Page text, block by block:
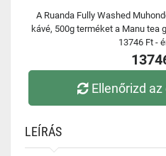
A Ruanda Fully Washed
kávé, 500g terméket a Manu tea
13746 Ft -
Ellenőrizd
LEÍRÁS